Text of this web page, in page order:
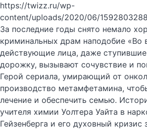
https://twizz.ru/wp-
content/uploads/2020/06/
За последние годы снято немало
криминальных драм наподобие «Во
действующие лица, даже
дорожку, вызывают сочувствие и
Герой сериала, умирающий от
производство метамфетамина,
лечение и обеспечить семью.
учителя химии Уолтера Уайта в
Гейзенберга и его духовный кризис